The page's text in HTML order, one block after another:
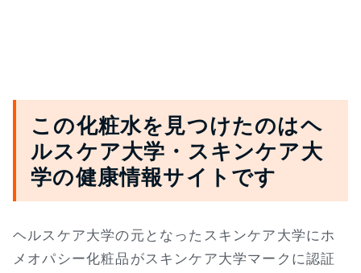
この化粧水を見つけたのはヘ
ルスケア大学・スキンケア大
学の健康情報サイトです
ヘルスケア大学の元となったスキンケア大学にホ
メオパシー化粧品がスキンケア大学マークに認証